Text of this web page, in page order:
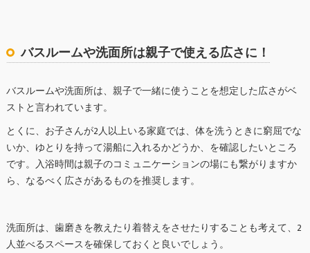
バスルームや洗面所は親子で使える広さに！
バスルームや洗面所は、親子で一緒に使うことを想定した広さがベ
ストと言われています。
とくに、お子さんが2人以上いる家庭では、体を洗うときに窮屈でな
いか、ゆとりを持って湯船に入れるかどうか、を確認したいところ
です。入浴時間は親子のコミュニケーションの場にも繋がりますか
ら、なるべく広さがあるものを推奨します。
洗面所は、歯磨きを教えたり着替えをさせたりすることも考えて、2
人並べるスペースを確保しておくと良いでしょう。